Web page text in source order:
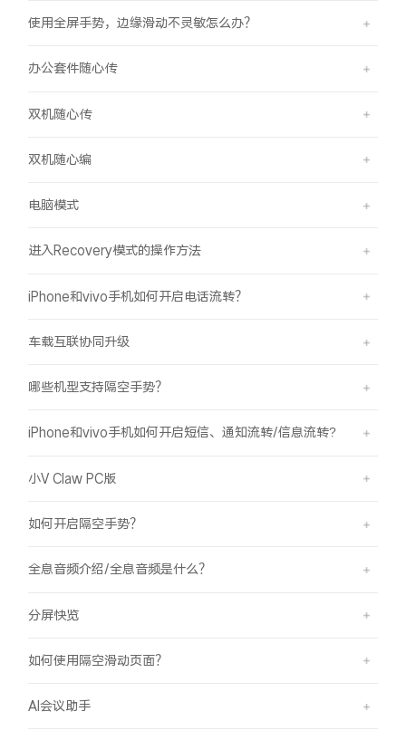
使用全屏手势，边缘滑动不灵敏怎么办？
办公套件随心传
双机随心传
双机随心编
电脑模式
进入Recovery模式的操作方法
iPhone和vivo手机如何开启电话流转？
车载互联协同升级
哪些机型支持隔空手势？
iPhone和vivo手机如何开启短信、通知流转/信息流转?
小V Claw PC版
如何开启隔空手势？
全息音频介绍/全息音频是什么？
分屏快览
如何使用隔空滑动页面？
AI会议助手